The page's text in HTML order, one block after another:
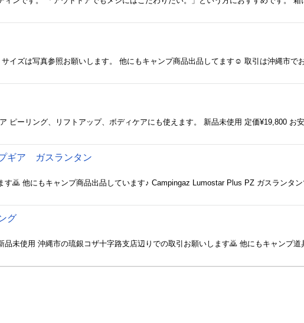
イズは写真参照お願いします。 他にもキャンプ商品出品してます☺️ 取引は沖縄市でお
ピーリング、リフトアップ、ボディケアにも使えます。 新品未使用 定価¥19,800 お
ギア ガスランタン
グ
品未使用 沖縄市の琉銀コザ十字路支店辺りでの取引お願いします🙇 他にもキャンプ道